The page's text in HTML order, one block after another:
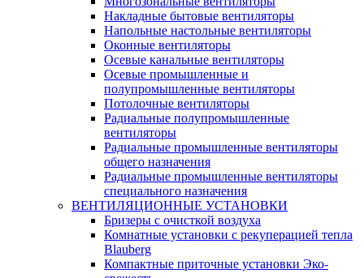
Накладные бытовые вентиляторы
Напольные настольные вентиляторы
Оконные вентиляторы
Осевые канальные вентиляторы
Осевые промышленные и
полупромышленные вентиляторы
Потолочные вентиляторы
Радиальные полупромышленные
вентиляторы
Радиальные промышленные вентиляторы
общего назначения
Радиальные промышленные вентиляторы
специального назначения
ВЕНТИЛЯЦИОННЫЕ УСТАНОВКИ
Бризеры с очисткой воздуха
Комнатные установки с рекуперацией тепла
Blauberg
Компактные приточные установки Эко-